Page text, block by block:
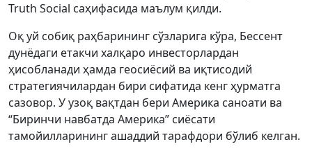
Truth Social саҳифасида маълум қилди.
Оқ уй собиқ раҳбарининг сўзларига кўра, Бессент
дунёдаги етакчи халқаро инвесторлардан
ҳисобланади ҳамда геосиёсий ва иқтисодий
стратегиячилардан бири сифатида кенг ҳурматга
сазовор. У узоқ вақтдан бери Америка саноати ва
“Биринчи навбатда Америка” сиёсати
тамойилларининг ашаддий тарафдори бўлиб келган.